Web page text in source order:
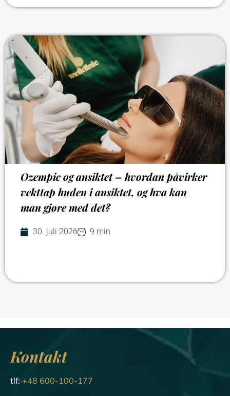
Ozempic og ansiktet – hvordan påvirker
vekttap huden i ansiktet, og hva kan
man gjøre med det?
30. juli 2026 9 min
Kontakt
tlf: +48 600-100-177